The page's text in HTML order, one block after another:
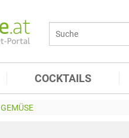
COCKTAILS
GEMÜSE